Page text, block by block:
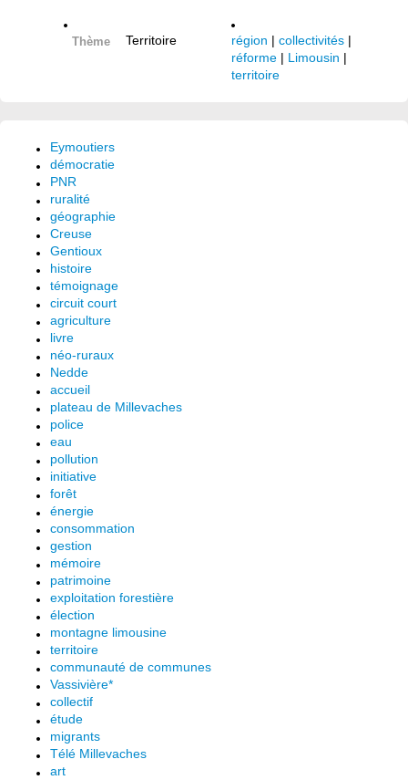
Thème Territoire région | collectivités |
réforme | Limousin |
territoire
Eymoutiers
démocratie
PNR
ruralité
géographie
Creuse
Gentioux
histoire
témoignage
circuit court
agriculture
livre
néo-ruraux
Nedde
accueil
plateau de Millevaches
police
eau
pollution
initiative
forêt
énergie
consommation
gestion
mémoire
patrimoine
exploitation forestière
élection
montagne limousine
territoire
communauté de communes
Vassivière*
collectif
étude
migrants
Télé Millevaches
art